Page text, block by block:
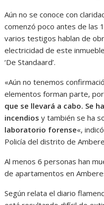
Aún no se conoce con
comenzó poco antes de las
varios testigos hablan de
electricidad de este
‘De Standaard’.
«Aún no tenemos
elementos forman parte,
que se llevará a cabo. Se
incendios y también se ha
laboratorio forense«,
Policía del distrito de
Al menos 6 personas han
de apartamentos en
Según relata el diario